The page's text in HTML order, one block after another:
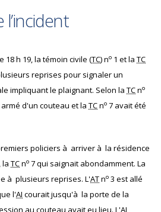
18 h 19, la témoin civile (TC) no 1 et la TC
reprises pour signaler un
impliquant le plaignant. Selon la TCno
d'un couteau et la TCno 7 avait été
policiers à arriver à la résidence
la TCno 7 qui saignait abondamment. La
à plusieurs reprises. L'ATno 3 est allé
l'AI courait jusqu'à la porte de la
au couteau avait eu lieu. L'AI